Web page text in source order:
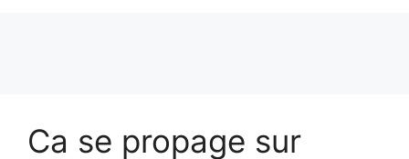
Ca se propage sur